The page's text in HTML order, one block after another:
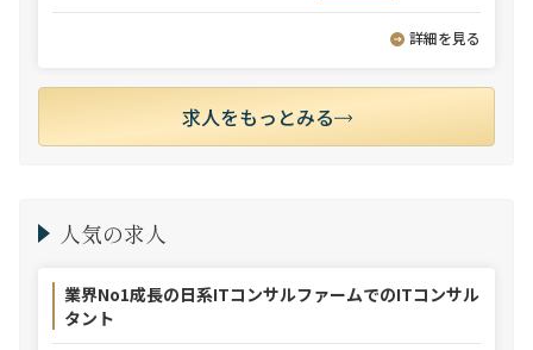
詳細を見る
求人をもっとみる
人気の求人
業界No1成長の日系ITコンサルファームでのITコンサル
タント